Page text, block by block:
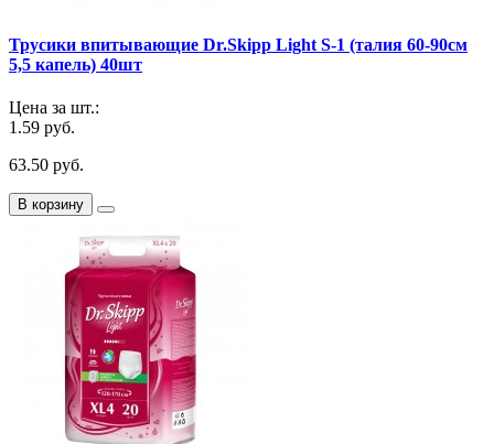
Трусики впитывающие Dr.Skipp Light S-1 (талия 60-90см
5,5 капель) 40шт
Цена за шт.:
1.59 руб.
63.50 руб.
В корзину